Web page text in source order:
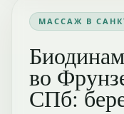
МАССАЖ В
во
СПб: